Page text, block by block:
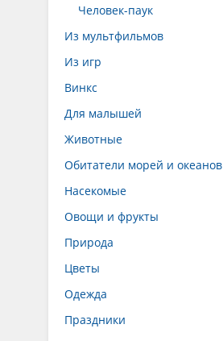
Человек-паук
Из мультфильмов
Из игр
Винкс
Для малышей
Животные
Обитатели морей и океанов
Насекомые
Овощи и фрукты
Природа
Цветы
Одежда
Праздники